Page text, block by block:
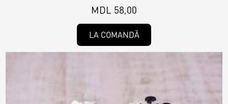
MDL 58,00
LA COMANDĂ